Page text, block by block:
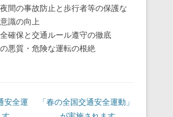
間の事故防止と歩行者等の保護な
識の向上
確保と交通ルール遵守の徹底
悪質・危険な運転の根絶
ン
安全運
「春の全国交通安全運動」